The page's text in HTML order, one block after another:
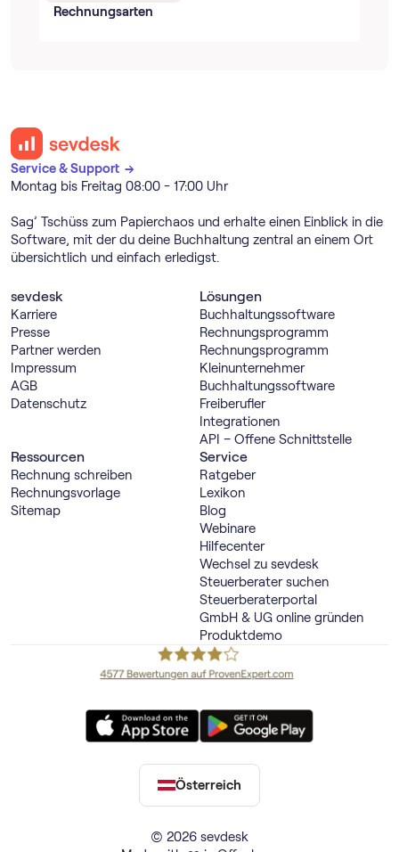
Rechnungsarten
Service & Support →
Montag bis Freitag 08:00 - 17:00 Uhr
Sag’ Tschüss zum Papierchaos und erhalte einen Einblick in die
Software, mit der du deine Buchhaltung zentral an einem Ort
übersichtlich und einfach erledigst.
sevdesk
Karriere
Presse
Partner werden
Impressum
AGB
Datenschutz
Lösungen
Buch­haltungs­software
Rechnungs­programm
Rechnungs­programm
Kleinunternehmer
Buch­haltungs­software
Freiberufler
Integrationen
API – Offene Schnittstelle
Ressourcen
Rechnung schreiben
Rechnungsvorlage
Sitemap
Service
Ratgeber
Lexikon
Blog
Webinare
Hilfecenter
Wechsel zu sevdesk
Steuerberater suchen
Steuerberaterportal
GmbH & UG online gründen
Produktdemo
© 2026 sevdesk
Österreich